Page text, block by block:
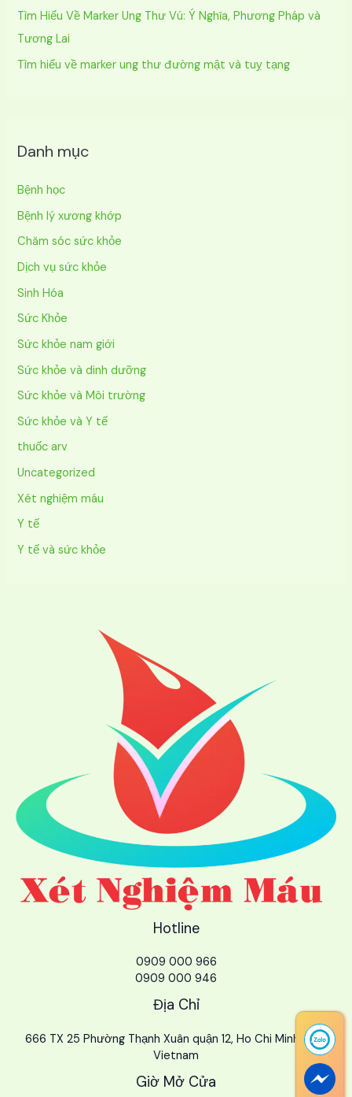
Tìm Hiểu Về Marker Ung Thư Vú: Ý Nghĩa, Phương Pháp và
Tương Lai
Tìm hiểu về marker ung thư đường mật và tuỵ tạng
Danh mục
Bệnh học
Bệnh lý xương khớp
Chăm sóc sức khỏe
Dịch vụ sức khỏe
Sinh Hóa
Sức Khỏe
Sức khỏe nam giới
Sức khỏe và dinh dưỡng
Sức khỏe và Môi trường
Sức khỏe và Y tế
thuốc arv
Uncategorized
Xét nghiệm máu
Y tế
Y tế và sức khỏe
Hotline
0909 000 966
0909 000 946
Địa Chỉ
666 TX 25 Phường Thạnh Xuân quận 12, Ho Chi Minh City,
Vietnam
Giờ Mở Cửa